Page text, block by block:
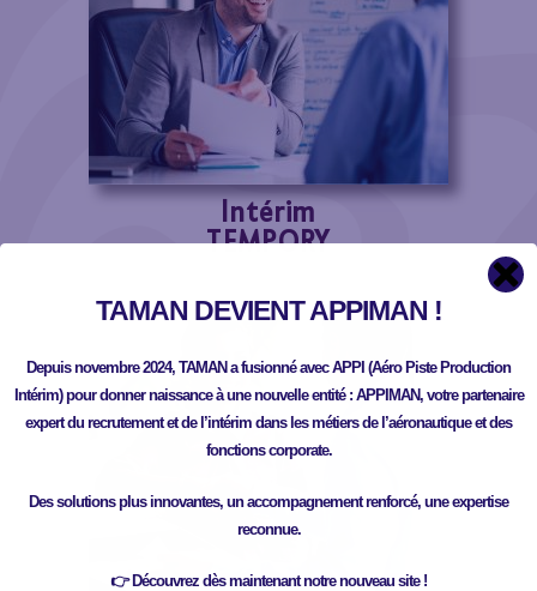
Intérim
TEMPORY
TAMAN DEVIENT APPIMAN !
Depuis novembre 2024, TAMAN a fusionné avec APPI (Aéro Piste Production
Intérim) pour donner naissance à une nouvelle entité : APPIMAN, votre partenaire
expert du recrutement et de l’intérim dans les métiers de l’aéronautique et des
fonctions corporate.
Des solutions plus innovantes, un accompagnement renforcé, une expertise
reconnue.
👉 Découvrez dès maintenant notre nouveau site !